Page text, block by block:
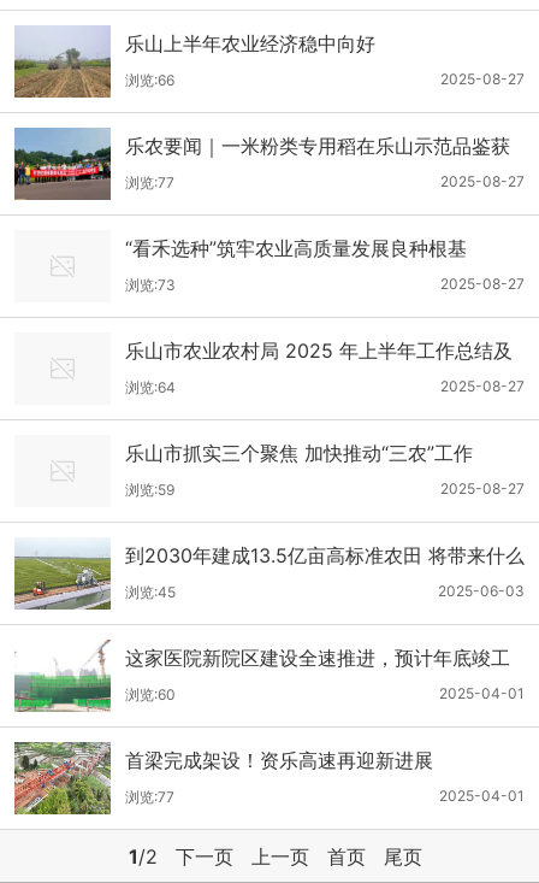
社会高质量发展提供坚实支撑
乐山上半年农业经济稳中向好
2025-08-27
浏览:66
乐农要闻｜一米粉类专用稻在乐山示范品鉴获
好评
2025-08-27
浏览:77
“看禾选种”筑牢农业高质量发展良种根基
2025-08-27
浏览:73
乐山市农业农村局 2025 年上半年工作总结及
下半年工作打算
2025-08-27
浏览:64
乐山市抓实三个聚焦 加快推动“三农”工作
2025-08-27
浏览:59
到2030年建成13.5亿亩高标准农田 将带来什么
改变
2025-06-03
浏览:45
这家医院新院区建设全速推进，预计年底竣工
交付
2025-04-01
浏览:60
首梁完成架设！资乐高速再迎新进展
2025-04-01
浏览:77
1/2 下一页 上一页 首页 尾页